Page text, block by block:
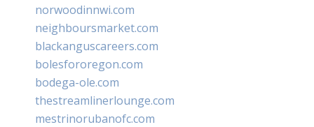
norwoodinnwi.com
neighboursmarket.com
blackanguscareers.com
bolesfororegon.com
bodega-ole.com
thestreamlinerlounge.com
mestrinorubanofc.com